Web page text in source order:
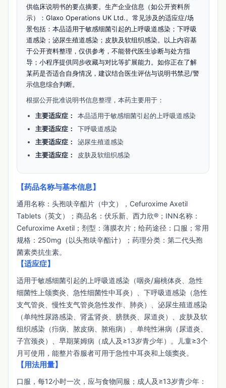
供临床说明书的要点摘要。生产企业信息（如公开资料所
示）：Glaxo Operations UK Ltd.。常见涉及的适应症/场
景包括：本品适用于敏感细菌引起的上呼吸道感染；下呼吸
道感染；泌尿生殖道感染；皮肤及软组织感染。以上内容基
于公开资料整理，仅供参考，不能替代医生诊断与处方指
导；小程序提供同步收藏与对比等扩展能力。如你正在了解
某药是否适合自身情况，建议结合医生评估与说明书禁忌/警
示信息综合判断。
根据公开批准说明书信息整理，本药主要用于：
主要适应症：
本品适用于敏感细菌引起的上呼吸道感染
主要适应症：
下呼吸道感染
主要适应症：
泌尿生殖道感染
主要适应症：
皮肤及软组织感染
【药品名称与基本信息】
通用名称：头孢呋辛酯片（中文），Cefuroxime Axetil
Tablets（英文）；商品名：伏乐新、西力欣®；INN名称：
Cefuroxime Axetil；剂型：薄膜衣片；给药途径：口服；常用
规格：250mg（以头孢呋辛酯计）；药理分类：第二代头孢
菌素类抗生素。
【适应症】
适用于敏感细菌引起的上呼吸道感染（咽炎/扁桃体炎、急性
细菌性上颌窦炎、急性细菌性中耳炎）、下呼吸道感染（急性
支气管炎、慢性支气管炎急性发作、肺炎）、泌尿生殖道感染
（单纯性尿路感染、肾盂肾炎、膀胱炎、尿道炎）、皮肤及软
组织感染（疖病、脓皮病、脓疱病）、单纯性淋病（尿道炎、
子宫颈炎）、早期莱姆病（成人及≥13岁青少年）。儿童≥3个
月可使用，能整片吞服者可用于急性中耳炎和上颌窦炎。
【用法用量】
口服，每12小时一次，应与食物同服；成人及≥13岁青少年：